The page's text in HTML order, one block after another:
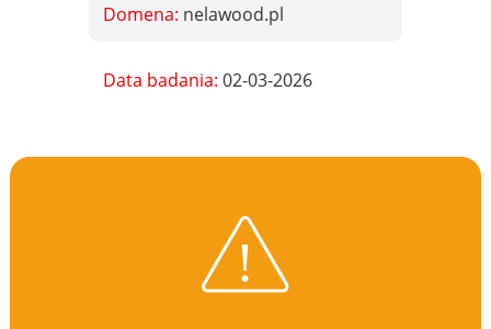
Domena: nelawood.pl
Data badania:02-03-2026